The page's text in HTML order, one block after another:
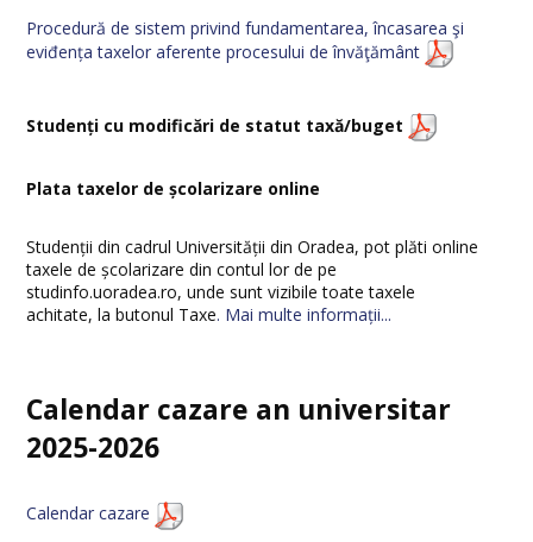
Procedură de sistem privind fundamentarea, încasarea şi
eviđența taxelor aferente procesului de învăţământ
Studenți cu modificări de statut taxă/buget
Plata taxelor de școlarizare online
Studenții din cadrul Universității din Oradea, pot plăti online
taxele de școlarizare din contul lor de pe
studinfo.uoradea.ro, unde sunt vizibile toate taxele
achitate, la butonul Taxe. Mai multe informații...
Calendar cazare an universitar
2025-2026
Calendar cazare